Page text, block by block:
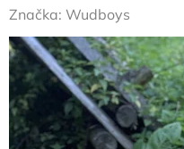
hodnocení
produktu
je
0,0
z
5
Značka: Wudboys